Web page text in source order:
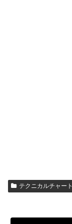
テクニカルチャート